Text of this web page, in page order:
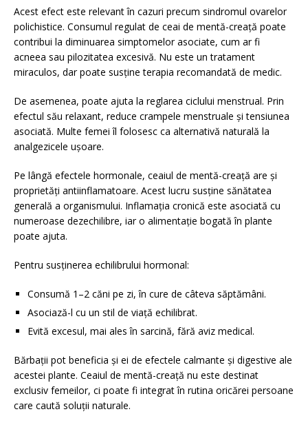
Acest efect este relevant în cazuri precum sindromul ovarelor
polichistice. Consumul regulat de ceai de mentă-creață poate
contribui la diminuarea simptomelor asociate, cum ar fi
acneea sau pilozitatea excesivă. Nu este un tratament
miraculos, dar poate susține terapia recomandată de medic.
De asemenea, poate ajuta la reglarea ciclului menstrual. Prin
efectul său relaxant, reduce crampele menstruale și tensiunea
asociată. Multe femei îl folosesc ca alternativă naturală la
analgezicele ușoare.
Pe lângă efectele hormonale, ceaiul de mentă-creață are și
proprietăți antiinflamatoare. Acest lucru susține sănătatea
generală a organismului. Inflamația cronică este asociată cu
numeroase dezechilibre, iar o alimentație bogată în plante
poate ajuta.
Pentru susținerea echilibrului hormonal:
Consumă 1–2 căni pe zi, în cure de câteva săptămâni.
Asociază-l cu un stil de viață echilibrat.
Evită excesul, mai ales în sarcină, fără aviz medical.
Bărbații pot beneficia și ei de efectele calmante și digestive ale
acestei plante. Ceaiul de mentă-creață nu este destinat
exclusiv femeilor, ci poate fi integrat în rutina oricărei persoane
care caută soluții naturale.